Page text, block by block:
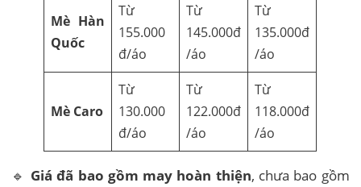
Mè Hàn
Quốc
Từ
155.000
đ/áo
Từ
145.000đ
/áo
Từ
135.000đ
/áo
Mè Caro
Từ
130.000
đ/áo
Từ
122.000đ
/áo
Từ
118.000đ
/áo
🔹 Giá đã bao gồm may hoàn thiện, chưa bao gồm